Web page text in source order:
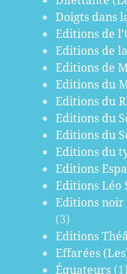
Doigts dans
Editions de
Editions de
Editions de
Editions du
Editions du
Editions du
Editions du
Editions du
Editions
Editions Léo
Editions noir
(3)
Editions
Effarées
Équateurs (1)